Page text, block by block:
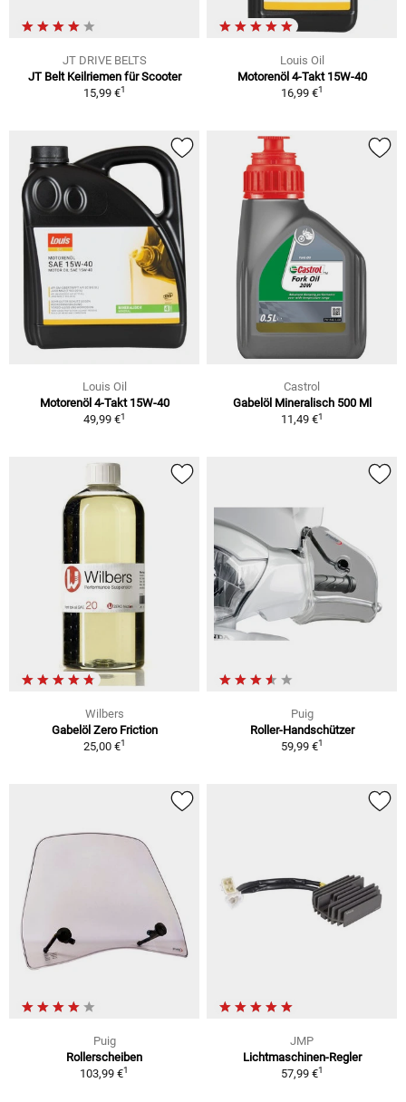
JT DRIVE BELTS
JT Belt Keilriemen für Scooter
15,99 €1
Louis Oil
Motorenöl 4-Takt 15W-40
16,99 €1
Louis Oil
Motorenöl 4-Takt 15W-40
49,99 €1
Castrol
Gabelöl Mineralisch 500 Ml
11,49 €1
Wilbers
Gabelöl Zero Friction
25,00 €1
Puig
Roller-Handschützer
59,99 €1
Puig
Rollerscheiben
103,99 €1
JMP
Lichtmaschinen-Regler
57,99 €1